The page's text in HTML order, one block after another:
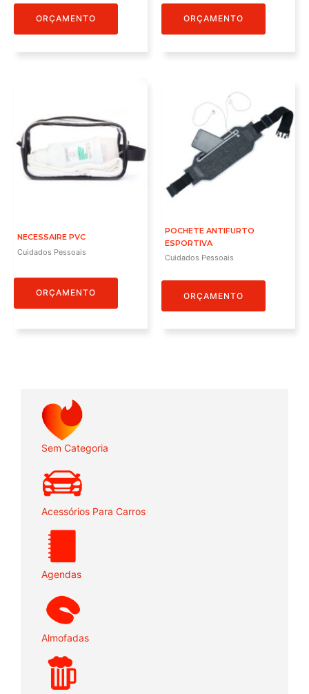
Sem Categoria
Acessórios Para Carros
Agendas
Almofadas
ORÇAMENTO ORÇAMENTO
NECESSAIRE PVC
Cuidados Pessoais
ORÇAMENTO
POCHETE ANTIFURTO
ESPORTIVA
Cuidados Pessoais
ORÇAMENTO